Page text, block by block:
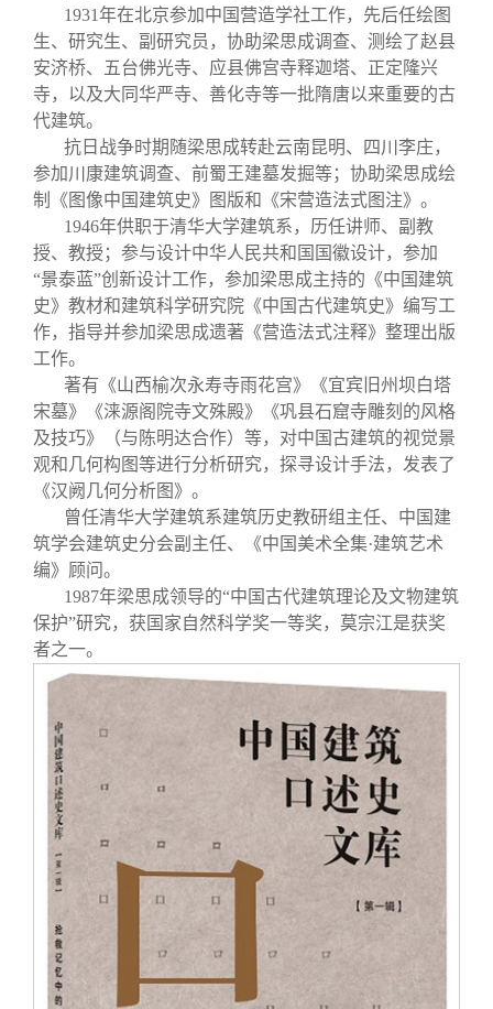
1931年在北京参加中国营造学社工作，先后任绘图
生、研究生、副研究员，协助梁思成调查、测绘了赵县
安济桥、五台佛光寺、应县佛宫寺释迦塔、正定隆兴
寺，以及大同华严寺、善化寺等一批隋唐以来重要的古
代建筑。
抗日战争时期随梁思成转赴云南昆明、四川李庄，
参加川康建筑调查、前蜀王建墓发掘等；协助梁思成绘
制《图像中国建筑史》图版和《宋营造法式图注》。
1946年供职于清华大学建筑系，历任讲师、副教
授、教授；参与设计中华人民共和国国徽设计，参加
“景泰蓝”创新设计工作，参加梁思成主持的《中国建筑
史》教材和建筑科学研究院《中国古代建筑史》编写工
作，指导并参加梁思成遗著《营造法式注释》整理出版
工作。
著有《山西榆次永寿寺雨花宫》《宜宾旧州坝白塔
宋墓》《涞源阁院寺文殊殿》《巩县石窟寺雕刻的风格
及技巧》（与陈明达合作）等，对中国古建筑的视觉景
观和几何构图等进行分析研究，探寻设计手法，发表了
《汉阙几何分析图》。
曾任清华大学建筑系建筑历史教研组主任、中国建
筑学会建筑史分会副主任、《中国美术全集·建筑艺术
编》顾问。
1987年梁思成领导的“中国古代建筑理论及文物建筑
保护”研究，获国家自然科学奖一等奖，莫宗江是获奖
者之一。